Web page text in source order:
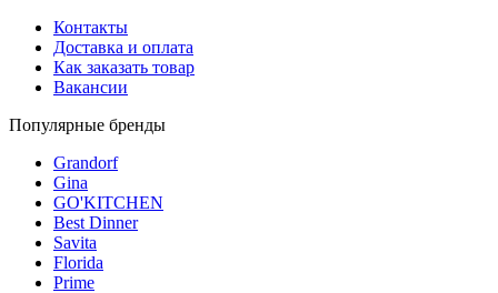
Контакты
Доставка и оплата
Как заказать товар
Вакансии
Популярные бренды
Grandorf
Gina
GO'KITCHEN
Best Dinner
Savita
Florida
Prime